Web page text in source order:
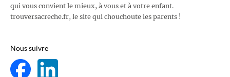
qui vous convient le mieux, à vous et à votre enfant.
trouversacreche.fr, le site qui chouchoute les parents !
Nous suivre